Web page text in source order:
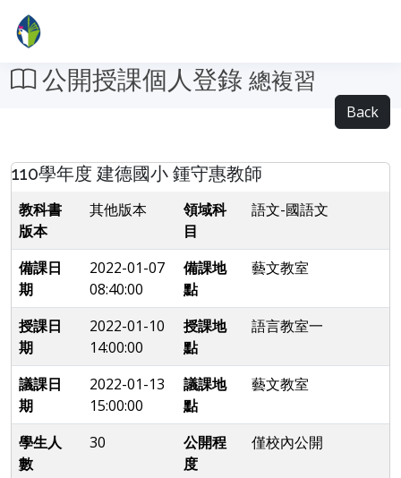
公開授課個人登錄 總複習
Back
110學年度 建德國小 鍾守惠教師
教科書
版本
其他版本
領域科
目
語文-國語文
備課日
期
2022-01-07
08:40:00
備課地
點
藝文教室
授課日
期
2022-01-10
14:00:00
授課地
點
語言教室一
議課日
期
2022-01-13
15:00:00
議課地
點
藝文教室
學生人
數
30
公開程
度
僅校內公開